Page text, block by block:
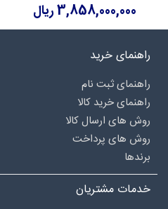
3,858,000,000 ریال
راهنمای خرید
راهنمای ثبت نام
راهنمای خرید کالا
روش های ارسال کالا
روش های پرداخت
برندها
خدمات مشتریان